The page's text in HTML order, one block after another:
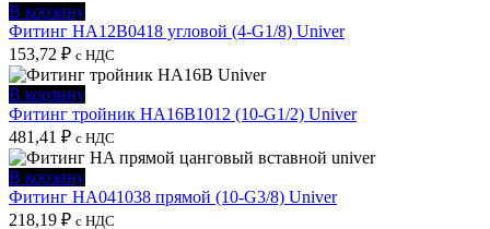
В корзину
Фитинг HA12B0418 угловой (4-G1/8) Univer
153,72 ₽ с НДС
В корзину
Фитинг тройник HA16B1012 (10-G1/2) Univer
481,41 ₽ с НДС
В корзину
Фитинг HA041038 прямой (10-G3/8) Univer
218,19 ₽ с НДС